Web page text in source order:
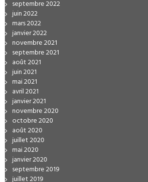
septembre 2022
juin 2022
mars 2022
janvier 2022
novembre 2021
septembre 2021
août 2021
juin 2021
mai 2021
avril 2021
janvier 2021
novembre 2020
octobre 2020
août 2020
juillet 2020
mai 2020
janvier 2020
septembre 2019
juillet 2019